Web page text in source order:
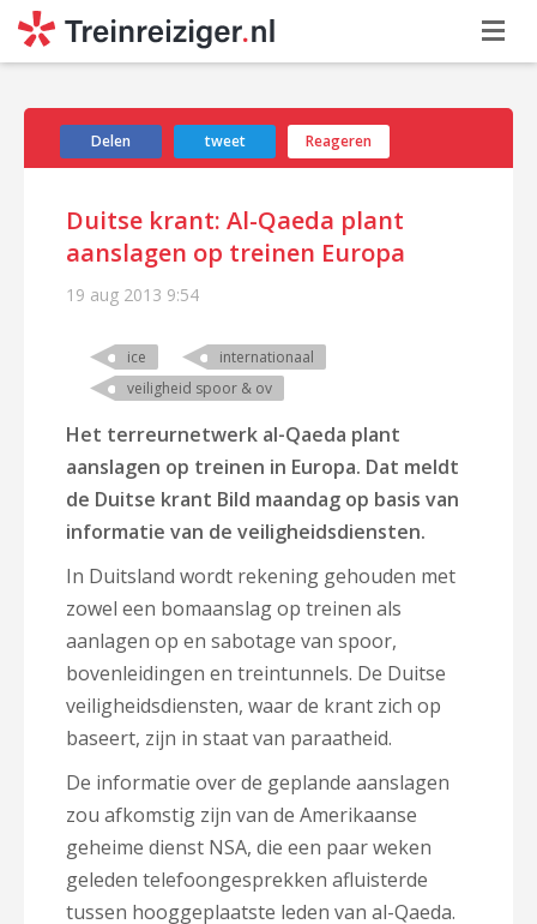
Delen tweet Reageren
Duitse krant: Al-Qaeda plant
aanslagen op treinen Europa
19 aug 2013 9:54
ice
internationaal
veiligheid spoor & ov
Het terreurnetwerk al-Qaeda plant
aanslagen op treinen in Europa. Dat meldt
de Duitse krant Bild maandag op basis van
informatie van de veiligheidsdiensten.
In Duitsland wordt rekening gehouden met
zowel een bomaanslag op treinen als
aanlagen op en sabotage van spoor,
bovenleidingen en treintunnels. De Duitse
veiligheidsdiensten, waar de krant zich op
baseert, zijn in staat van paraatheid.
De informatie over de geplande aanslagen
zou afkomstig zijn van de Amerikaanse
geheime dienst NSA, die een paar weken
geleden telefoongesprekken afluisterde
tussen hooggeplaatste leden van al-Qaeda.